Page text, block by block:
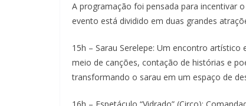
A programação foi pensada para incentivar
evento está dividido em duas grandes
15h – Sarau Serelepe: Um encontro
meio de canções, contação de histórias e
transformando o sarau em um espaço de